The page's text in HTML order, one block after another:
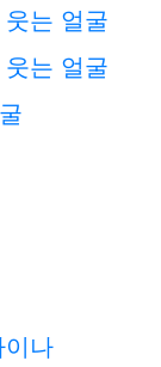
는 얼굴
는 얼굴
나